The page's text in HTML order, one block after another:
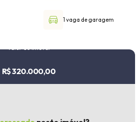
1 vaga de garagem
R$ 320.000,00